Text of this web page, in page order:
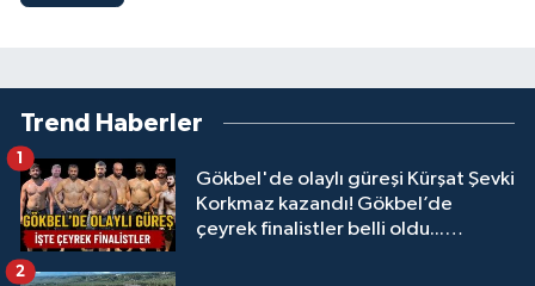
Trend Haberler
Gökbel'de olaylı güreşi Kürşat Şevki
Korkmaz kazandı! Gökbel’de
çeyrek finalistler belli oldu...
1
2